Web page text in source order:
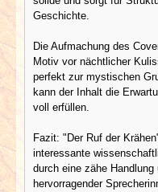
Geschichte.
Die Aufmachung des
Motiv vor nächtlicher
perfekt zur mystischen
kann der Inhalt die
voll erfüllen.
Fazit: "Der Ruf der
interessante
durch eine zähe
hervorragender